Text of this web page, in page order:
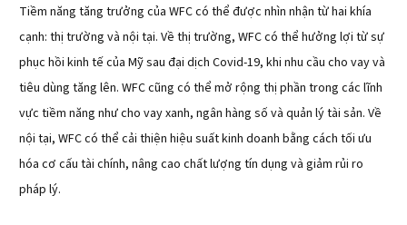
Tiềm năng tăng trưởng của WFC có thể được nhìn nhận từ hai khía
cạnh: thị trường và nội tại. Về thị trường, WFC có thể hưởng lợi từ sự
phục hồi kinh tế của Mỹ sau đại dịch Covid-19, khi nhu cầu cho vay và
tiêu dùng tăng lên. WFC cũng có thể mở rộng thị phần trong các lĩnh
vực tiềm năng như cho vay xanh, ngân hàng số và quản lý tài sản. Về
nội tại, WFC có thể cải thiện hiệu suất kinh doanh bằng cách tối ưu
hóa cơ cấu tài chính, nâng cao chất lượng tín dụng và giảm rủi ro
pháp lý.